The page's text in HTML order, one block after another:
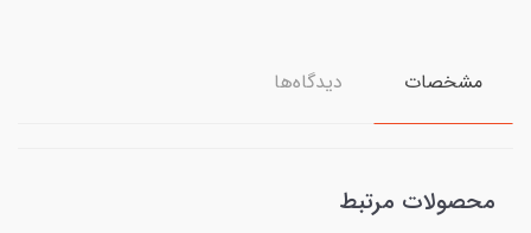
مشخصات دیدگاه‌ها
محصولات مرتبط